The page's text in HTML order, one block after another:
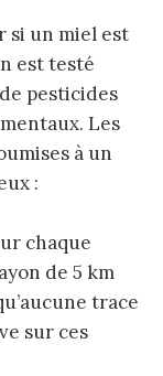
si un miel est
est testé
pesticides
Les
à un
:
chaque
de 5 km
trace
sur ces